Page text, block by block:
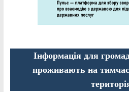
Інформація для
проживають на